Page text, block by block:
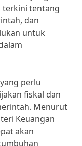
terkini tentang
dan
untuk
perlu
fiskal dan
Menurut
Keuangan
akan